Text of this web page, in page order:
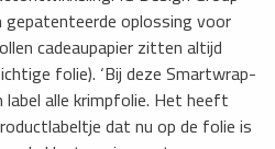
oplossing voor
cadeaupapier zitten altijd
folie). ‘Bij deze Smartwrap-
alle krimpfolie. Het heeft
dat nu op de folie is